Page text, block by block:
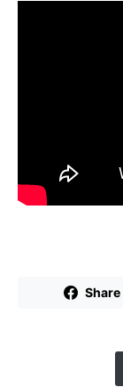
Share